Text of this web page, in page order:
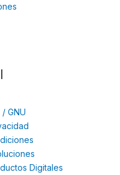
GNU
Digitales